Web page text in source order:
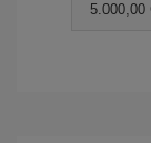
5.000,00